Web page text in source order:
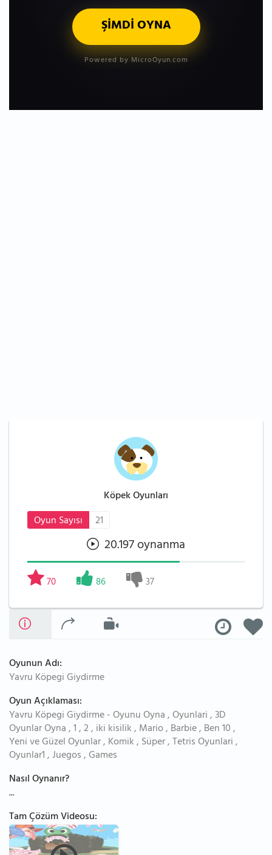
ŞİMDİ OYNA
Powered by MicroOyun.com
Köpek Oyunları
Oyun Sayısı
21
20.197 oynanma
70 86 37
Oyunun Adı:
Yavru Köpegi Giydirme
Oyun Açıklaması:
Yavru Köpegi Giydirme - Oyunu Oyna , Oyunlari , 3D
Oyunlar Oyna , 1 , 2 , iki kisilik , Mario , Barbie , Ben 10 ,
Yeni ve Güzel Oyunlar , Komik , Süper , Tetris Oyunlari ,
Oyunlar1 , Juegos , Games
Nasıl Oynanır?
...
Tam Çözüm Videosu: